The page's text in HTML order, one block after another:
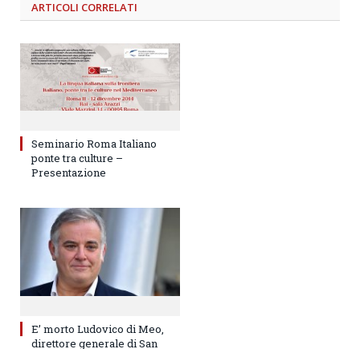
ARTICOLI CORRELATI
Seminario Roma Italiano
ponte tra culture –
Presentazione
E’ morto Ludovico di Meo,
direttore generale di San